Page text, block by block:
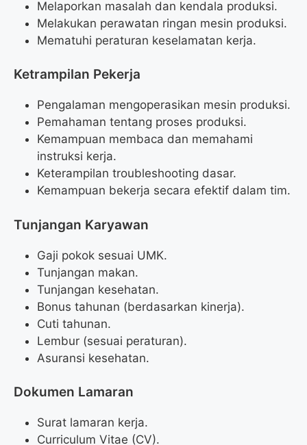
Melaporkan masalah dan kendala produksi.
Melakukan perawatan ringan mesin produksi.
Mematuhi peraturan keselamatan kerja.
Ketrampilan Pekerja
Pengalaman mengoperasikan mesin produksi.
Pemahaman tentang proses produksi.
Kemampuan membaca dan memahami
instruksi kerja.
Keterampilan troubleshooting dasar.
Kemampuan bekerja secara efektif dalam tim.
Tunjangan Karyawan
Gaji pokok sesuai UMK.
Tunjangan makan.
Tunjangan kesehatan.
Bonus tahunan (berdasarkan kinerja).
Cuti tahunan.
Lembur (sesuai peraturan).
Asuransi kesehatan.
Dokumen Lamaran
Surat lamaran kerja.
Curriculum Vitae (CV).